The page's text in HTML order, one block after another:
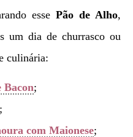
esse Pão de Alho,
um dia de churrasco ou
culinária:
Bacon;
;
com Maionese;